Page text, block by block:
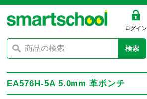
ログイン
検索
EA576H-5A 5.0mm 革ポンチ